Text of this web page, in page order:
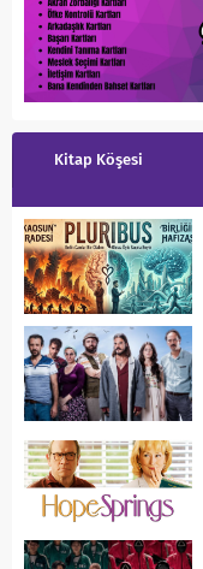
Kitap Köşesi